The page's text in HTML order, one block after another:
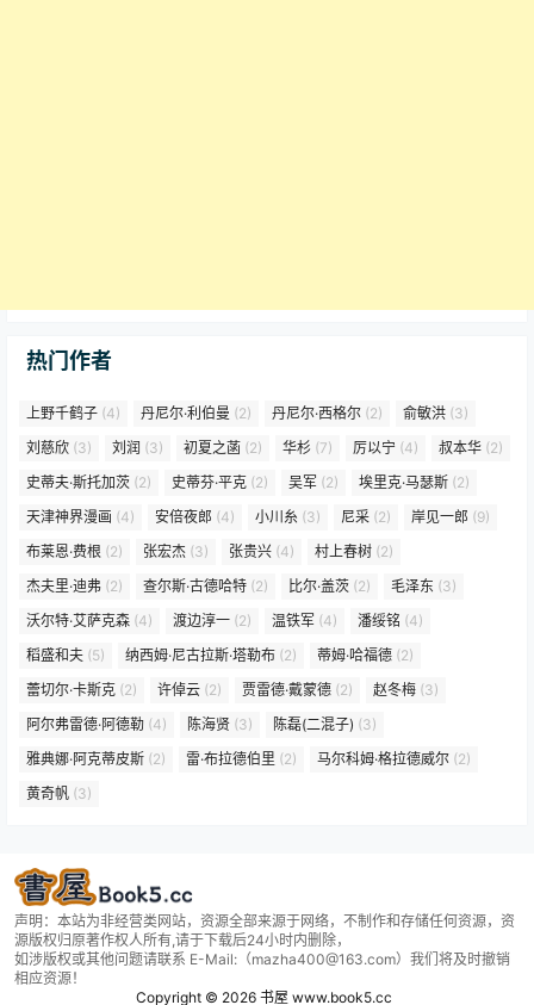
热门作者
上野千鹤子 (4) 丹尼尔·利伯曼 (2) 丹尼尔·西格尔 (2) 俞敏洪 (3)
刘慈欣 (3) 刘润 (3) 初夏之菡 (2) 华杉 (7) 厉以宁 (4) 叔本华 (2)
史蒂夫·斯托加茨 (2) 史蒂芬·平克 (2) 吴军 (2) 埃里克·马瑟斯 (2)
天津神界漫画 (4) 安倍夜郎 (4) 小川糸 (3) 尼采 (2) 岸见一郎 (9)
布莱恩·费根 (2) 张宏杰 (3) 张贵兴 (4) 村上春树 (2)
杰夫里·迪弗 (2) 查尔斯·古德哈特 (2) 比尔·盖茨 (2) 毛泽东 (3)
沃尔特·艾萨克森 (4) 渡边淳一 (2) 温铁军 (4) 潘绥铭 (4)
稻盛和夫 (5) 纳西姆·尼古拉斯·塔勒布 (2) 蒂姆·哈福德 (2)
蕾切尔·卡斯克 (2) 许倬云 (2) 贾雷德·戴蒙德 (2) 赵冬梅 (3)
阿尔弗雷德·阿德勒 (4) 陈海贤 (3) 陈磊(二混子) (3)
雅典娜·阿克蒂皮斯 (2) 雷·布拉德伯里 (2) 马尔科姆·格拉德威尔 (2)
黄奇帆 (3)
声明：本站为非经营类网站，资源全部来源于网络，不制作和存储任何资源，资
源版权归原著作权人所有,请于下载后24小时内删除，
如涉版权或其他问题请联系 E-Mail:（mazha400@163.com）我们将及时撤销
相应资源！
Copyright © 2026书屋 www.book5.cc